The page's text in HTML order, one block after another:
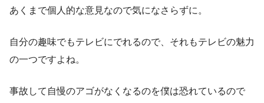
あくまで個人的な意見なので気になさらずに。
自分の趣味でもテレビにでれるので、 それもテレビの魅力
の一つですよね。
事故して自慢のアゴがなくなるのを僕は恐れているので